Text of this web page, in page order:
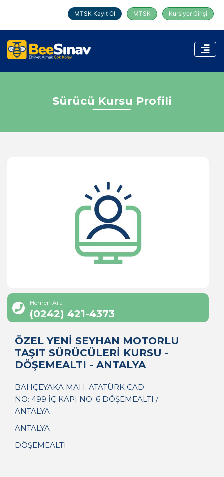
MTSK Kayıt Ol MTSK Kursiyer Girişi
Sürücü Kursu Profili
Hemen Ara
(0242) 421-4373
ÖZEL YENİ SEYHAN MOTORLU
TAŞIT SÜRÜCÜLERİ KURSU -
DÖŞEMEALTI - ANTALYA
BAHÇEYAKA MAH. ATATÜRK CAD.
NO: 499 İÇ KAPI NO: 6 DÖŞEMEALTI /
ANTALYA
ANTALYA
DÖŞEMEALTI